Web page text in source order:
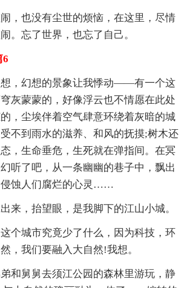
，也没有尘世的烦恼，在这里，尽情
。忘了世界，也忘了自己。
6
，幻想的景象让我悸动——有一个这
灰蒙蒙的，好像浮云也不情愿在此处
，尘埃伴着空气肆意环绕着灰暗的城
不到雨水的滋养、和风的抚摸;树木还
，生命垂危，生死就在弹指间。在冥
听了吧，从一条幽幽的巷子中，飘出
侵蚀人们腐烂的心灵……
来，抬望眼，是我脚下的江山小城。
个城市究竟少了什么，因为科技，环
，我们要融入大自然!我想。
和舅舅去须江公园的森林里游玩，静